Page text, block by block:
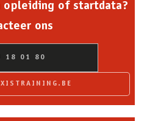
opleiding of startdata?
ons
18 01 80